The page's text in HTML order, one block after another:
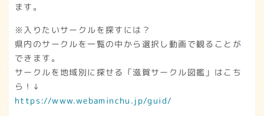
ます。
※入りたいサークルを探すには？
県内のサークルを一覧の中から選択し動画で観ることが
できます。
サークルを地域別に探せる「滋賀サークル図鑑」はこち
ら！↓
https://www.webaminchu.jp/guid/